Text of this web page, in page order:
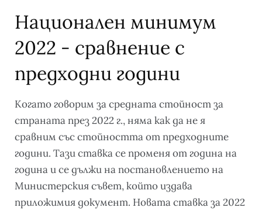
Национален минимум
2022 - сравнение с
предходни години
Когато говорим за средната стойност за
страната през 2022 г., няма как да не я
сравним със стойността от предходните
години. Тази ставка се променя от година на
година и се дължи на постановлението на
Министерския съвет, който издава
приложимия документ. Новата ставка за 2022